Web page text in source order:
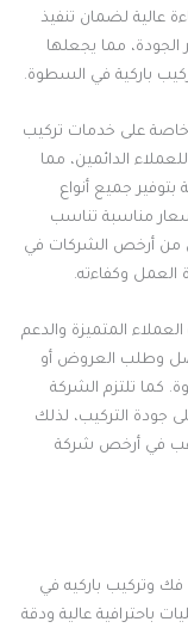
عالية لضمان تنفيذ
مما يجعلها
باركية في السطوة.
على خدمات تركيب
الدائمين، مما
جميع أنواع
مناسبة تناسب
من أرخص الشركات في
وكفاءته.
المتميزة والدعم
وطلب العروض أو
كما تلتزم الشركة
جودة التركيب، لذلك
يرغب في أرخص شركة
وتركيب باركيه في
باحترافية عالية ودقة